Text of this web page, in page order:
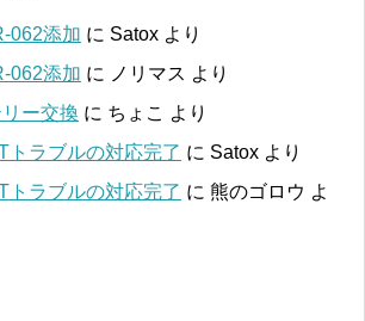
062添加 に Satox より
062添加 に ノリマス より
ー交換 に ちょこ より
トラブルの対応完了 に Satox より
トラブルの対応完了 に 熊のゴロウ よ